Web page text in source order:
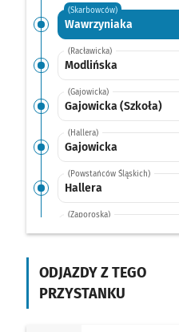
(Skarbowców)
Wawrzyniaka
(Racławicka)
Modlińska
(Gajowicka)
Gajowicka (Szkoła)
(Hallera)
Gajowicka
(Powstańców Śląskich)
Hallera
(Zaporoska)
Zaporoska
(Zaporoska)
ODJAZDY Z TEGO
PRZYSTANKU